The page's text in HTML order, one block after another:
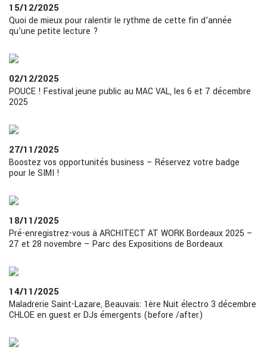
15/12/2025
Quoi de mieux pour ralentir le rythme de cette fin d’année
qu’une petite lecture ?
02/12/2025
POUCE ! Festival jeune public au MAC VAL, les 6 et 7 décembre
2025
27/11/2025
Boostez vos opportunités business – Réservez votre badge
pour le SIMI !
18/11/2025
Pré-enregistrez-vous à ARCHITECT AT WORK Bordeaux 2025 –
27 et 28 novembre – Parc des Expositions de Bordeaux
14/11/2025
Maladrerie Saint-Lazare, Beauvais: 1ère Nuit électro 3 décembre
CHLOE en guest er DJs émergents (before /after)